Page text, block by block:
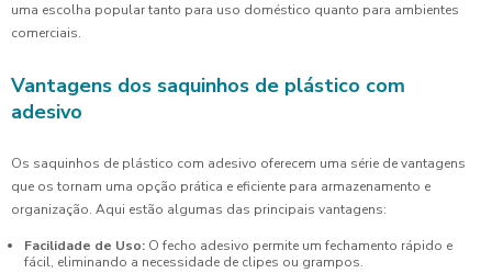
uma escolha popular tanto para uso doméstico quanto para ambientes
comerciais.
Vantagens dos saquinhos de plástico com
adesivo
Os saquinhos de plástico com adesivo oferecem uma série de vantagens
que os tornam uma opção prática e eficiente para armazenamento e
organização. Aqui estão algumas das principais vantagens:
Facilidade de Uso: O fecho adesivo permite um fechamento rápido e
fácil, eliminando a necessidade de clipes ou grampos.